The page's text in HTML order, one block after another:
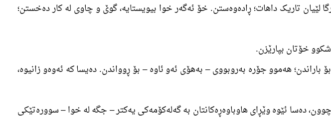
لێیان تاریک داھات؛ ڕادەوەستن. خۆ ئەگەر خوا بیویستایە، گوێ و چاوی لە کار دەخستن؛
باراندن؛ ھەموو جۆرە بەروبووی – بەھۆی ئەو ئاوە – بۆ ڕوواندن. دەیسا کە ئەوەو زانیوە،
دەسا ئێوە وێڕای ھاوباوەڕەکانتان بە گەلەکۆمەکی یەکتر – جگە لە خوا – سوورەتێکی